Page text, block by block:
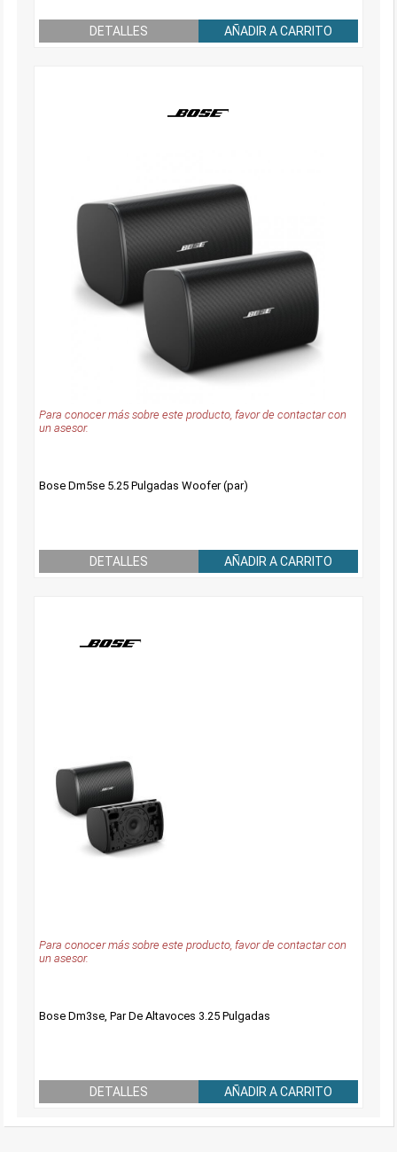
DETALLES AÑADIR A CARRITO
Para conocer más sobre este producto, favor de contactar con
un asesor.
Bose Dm5se 5.25 Pulgadas Woofer (par)
DETALLES AÑADIR A CARRITO
Para conocer más sobre este producto, favor de contactar con
un asesor.
Bose Dm3se, Par De Altavoces 3.25 Pulgadas
DETALLES AÑADIR A CARRITO